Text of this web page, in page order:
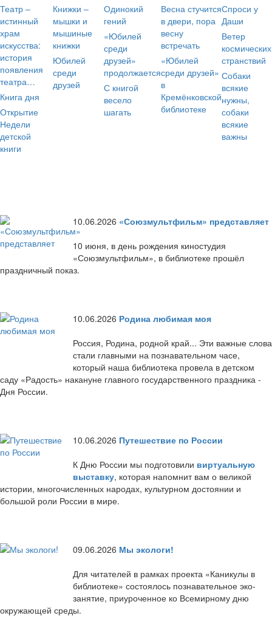
Театр –
истинный
храм
искусства:
история
появления
театра…
Книга дня
Открытие
Недели
детской
книги
Книжки –
мышки и
мышиные
книжки
Юбилей
среди
друзей
Одинокий
гений
«Юбилей
среди
друзей»
продолжается
С книгой
весело
шагать
Весна стучится
в двери, пора
весну
встречать
«Юбилей
среди друзей»
в
Кремёнковской
библиотеке
Спроси у
Даши
Ветер
космических
странствий
Собаки
всякие
нужны,
собаки
всякие
важны
10.06.2026 «Союзмультфильм» представляет
10 июня, в день рождения киностудия
«Союзмультфильм», в библиотеке прошёл
праздничный показ.
10.06.2026 Родина любимая моя
Россия, Родина, родной край... Эти важные слова
стали главными на познавательном часе,
который наша библиотека провела в детском
саду «Радость» накануне главного государственного праздника -
Дня России.
10.06.2026 Путешествие по России
К Дню России мы подготовили виртуальную
выставку, которая напомнит вам о великой
истории, многочисленных народах, культурном достоянии и
большой роли России в мире.
09.06.2026 Мы экологи!
Для читателей в рамках проекта «Каникулы в
библиотеке» состоялось познавательное эко-
занятие, приуроченное ко Всемирному дню
окружающей среды.